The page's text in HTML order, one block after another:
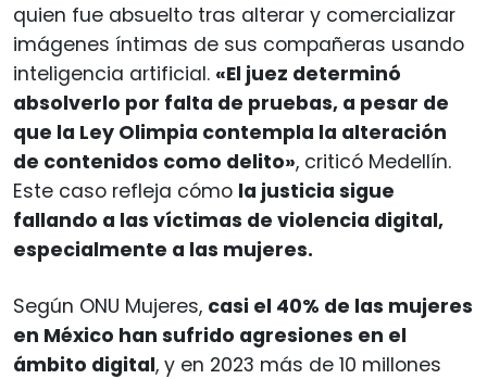
quien fue absuelto tras alterar y comercializar
imágenes íntimas de sus compañeras usando
inteligencia artificial. «El juez determinó
absolverlo por falta de pruebas, a pesar de
que la Ley Olimpia contempla la alteración
de contenidos como delito», criticó Medellín.
Este caso refleja cómo la justicia sigue
fallando a las víctimas de violencia digital,
especialmente a las mujeres.
Según ONU Mujeres, casi el 40% de las mujeres
en México han sufrido agresiones en el
ámbito digital, y en 2023 más de 10 millones